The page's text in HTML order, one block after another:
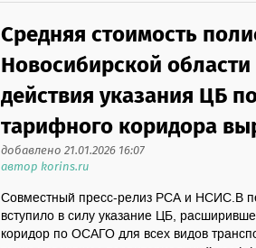
Средняя стоимость
Новосибирской
действия указания ЦБ
тарифного коридора
добавлено 21.01.2026 16:07
автор korins.ru
Совместный пресс-релиз РСА и НСИС.В
вступило в силу указание ЦБ,
коридор по ОСАГО для всех видов